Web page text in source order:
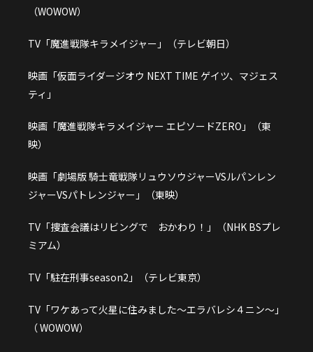
（WOWOW）
TV「魔進戦隊キラメイジャー」（テレビ朝日）
映画「仮面ライダージオウ NEXT TIME ゲイツ、マジェス
ティ」
映画「魔進戦隊キラメイジャー エピソードZERO」（東
映）
映画「劇場版 騎士竜戦隊リュウソウジャーVSルパンレン
ジャーVSパトレンジャー」（東映）
TV「捜査会議はリビングで おかわり！」（NHK BSプレ
ミアム）
TV「駐在刑事season2」（テレビ東京）
TV「ワケあって火星に住みました～エラバレシ４ニン～」
（ WOWOW）